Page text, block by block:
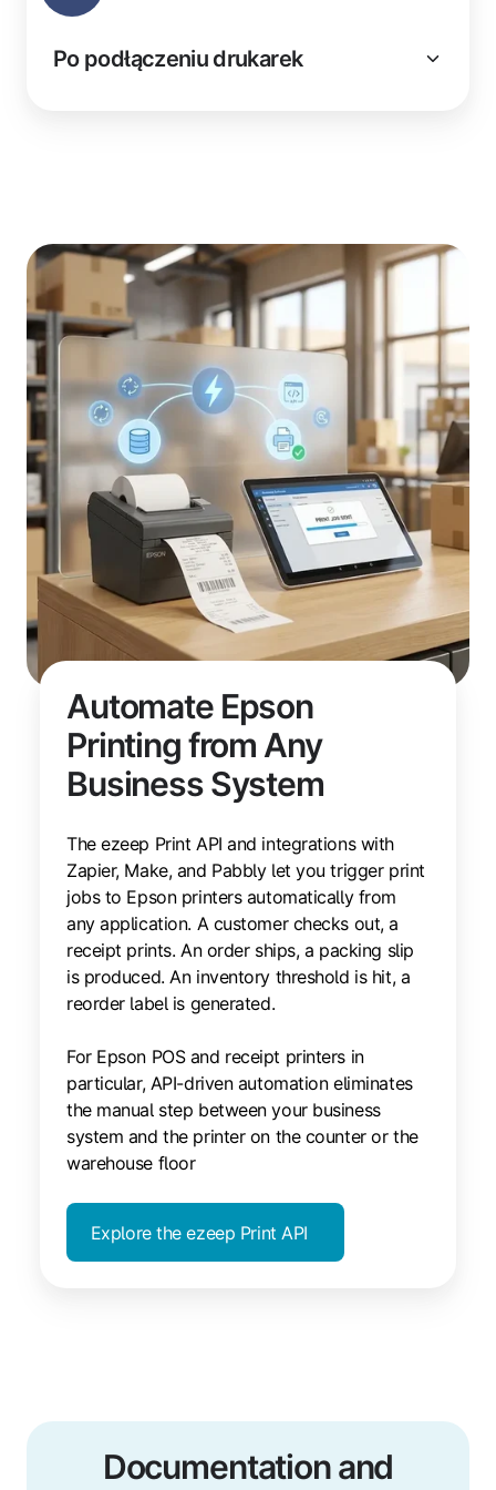
Po podłączeniu drukarek
Automate Epson
Printing from Any
Business System
The ezeep Print API and integrations with
Zapier, Make, and Pabbly let you trigger print
jobs to Epson printers automatically from
any application. A customer checks out, a
receipt prints. An order ships, a packing slip
is produced. An inventory threshold is hit, a
reorder label is generated.
For Epson POS and receipt printers in
particular, API-driven automation eliminates
the manual step between your business
system and the printer on the counter or the
warehouse floor
Explore the ezeep Print API
Documentation and